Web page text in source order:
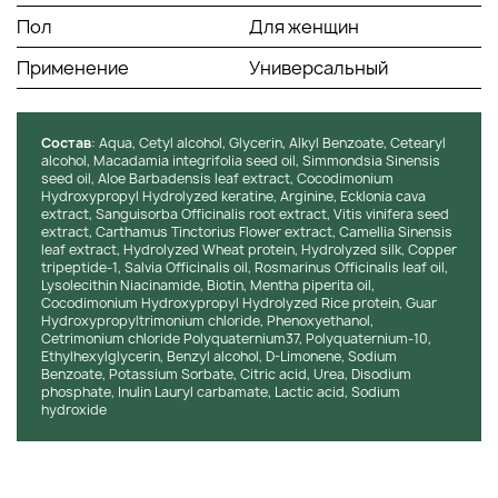
: Успокаивает кожу головы,
предотвращает воспаления и зуд.
Масло жожоба
: Питает волосы, предотвращая
их сухость и ломкость, делая их более
гладкими и послушными.
Масло розмарина : Стимулирует рост волос,
улучшая кровообращение в коже головы.
Масло мяты перечной: Обладает
охлаждающим эффектом, улучшает состояние
кожи головы и способствует росту волос.
Текстура и аромат:Кондиционер имеет легкую кремовую
текстуру, которая равномерно распределяется по
волосам и быстро впитывается, не утяжеляя их. После
применения волосы становятся мягкими, шелковистыми и
легко расчесываются. Аромат продукта свежий, с легкими
цитрусовыми нотами, который придает ощущение чистоты
и свежести, создавая приятное чувство расслабления при
каждом применении.
Пол
Для женщин
Применение
Универсальный
Состав: Aqua, Cetyl alcohol, Glycerin, Alkyl Benzoate, Cetearyl
alcohol, Macadamia integrifolia seed oil, Simmondsia Sinensis
seed oil, Aloe Barbadensis leaf extract, Cocodimonium
Hydroxypropyl Hydrolyzed keratine, Arginine, Ecklonia cava
extract, Sanguisorba Officinalis root extract, Vitis vinifera seed
extract, Carthamus Tinctorius Flower extract, Camellia Sinensis
leaf extract, Hydrolyzed Wheat protein, Hydrolyzed silk, Copper
tripeptide-1, Salvia Officinalis oil, Rosmarinus Officinalis leaf oil,
Lysolecithin Niacinamide, Biotin, Mentha piperita oil,
Cocodimonium Hydroxypropyl Hydrolyzed Rice protein, Guar
Hydroxypropyltrimonium chloride, Phenoxyethanol,
Cetrimonium chloride Polyquaternium37, Polyquaternium-10,
Ethylhexylglycerin, Benzyl alcohol, D-Limonene, Sodium
Benzoate, Potassium Sorbate, Citric acid, Urea, Disodium
phosphate, Inulin Lauryl carbamate, Lactic acid, Sodium
hydroxide